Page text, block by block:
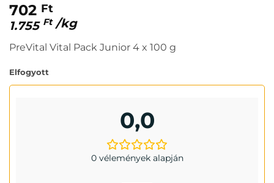
702 Ft
1.755 Ft /kg
PreVital Vital Pack Junior 4 x 100 g
Elfogyott
0,0
0 vélemények alapján